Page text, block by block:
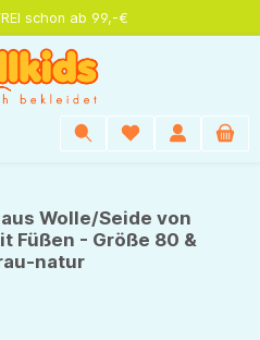
schon ab 99,-€
Wolle/Seide von
Füßen - Größe 80 &
natur